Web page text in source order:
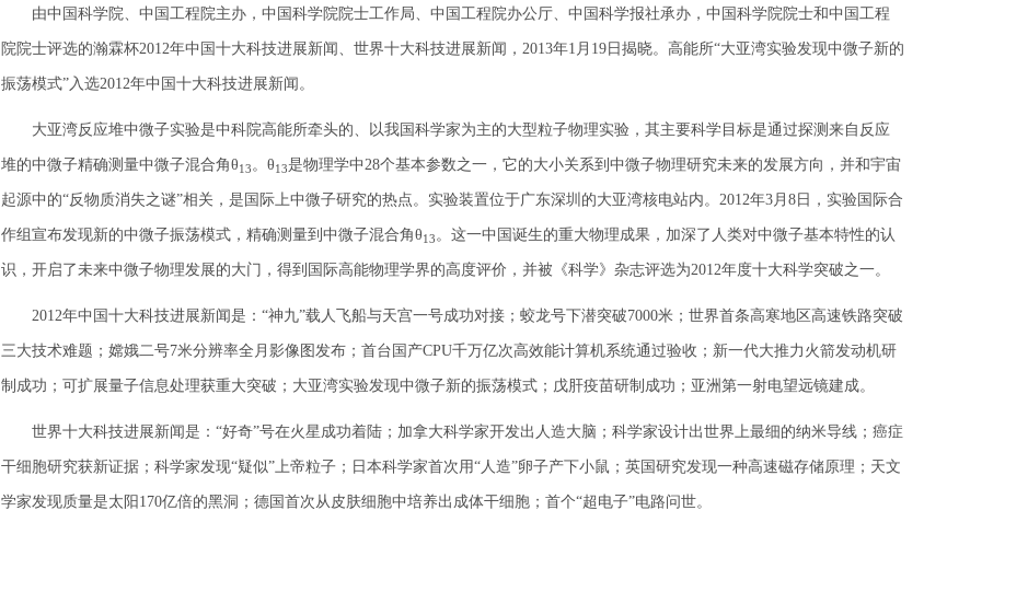
由中国科学院、中国工程院主办，中国科学院院士工作局、中国工程院办公厅、中国科学报社承办，中国科学院院士和中国工程
院院士评选的瀚霖杯2012年中国十大科技进展新闻、世界十大科技进展新闻，2013年1月19日揭晓。高能所“大亚湾实验发现中微子新的
振荡模式”入选2012年中国十大科技进展新闻。
大亚湾反应堆中微子实验是中科院高能所牵头的、以我国科学家为主的大型粒子物理实验，其主要科学目标是通过探测来自反应
堆的中微子精确测量中微子混合角θ13。θ13是物理学中28个基本参数之一，它的大小关系到中微子物理研究未来的发展方向，并和宇宙
起源中的“反物质消失之谜”相关，是国际上中微子研究的热点。实验装置位于广东深圳的大亚湾核电站内。2012年3月8日，实验国际合
作组宣布发现新的中微子振荡模式，精确测量到中微子混合角θ13。这一中国诞生的重大物理成果，加深了人类对中微子基本特性的认
识，开启了未来中微子物理发展的大门，得到国际高能物理学界的高度评价，并被《科学》杂志评选为2012年度十大科学突破之一。
2012年中国十大科技进展新闻是：“神九”载人飞船与天宫一号成功对接；蛟龙号下潜突破7000米；世界首条高寒地区高速铁路突破
三大技术难题；嫦娥二号7米分辨率全月影像图发布；首台国产CPU千万亿次高效能计算机系统通过验收；新一代大推力火箭发动机研
制成功；可扩展量子信息处理获重大突破；大亚湾实验发现中微子新的振荡模式；戊肝疫苗研制成功；亚洲第一射电望远镜建成。
世界十大科技进展新闻是：“好奇”号在火星成功着陆；加拿大科学家开发出人造大脑；科学家设计出世界上最细的纳米导线；癌症
干细胞研究获新证据；科学家发现“疑似”上帝粒子；日本科学家首次用“人造”卵子产下小鼠；英国研究发现一种高速磁存储原理；天文
学家发现质量是太阳170亿倍的黑洞；德国首次从皮肤细胞中培养出成体干细胞；首个“超电子”电路问世。